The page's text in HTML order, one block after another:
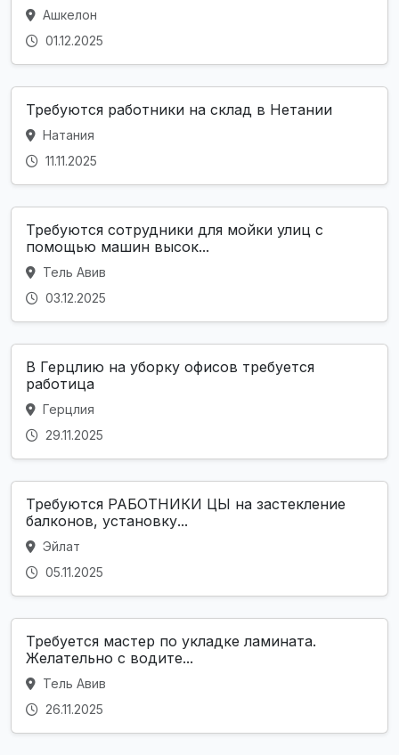
Ашкелон
01.12.2025
Требуются работники на склад в Нетании
Натания
11.11.2025
Требуются сотрудники для мойки улиц с
помощью машин высок...
Тель Авив
03.12.2025
В Герцлию на уборку офисов требуется
работица
Герцлия
29.11.2025
Требуются РАБОТНИКИ ЦЫ на застекление
балконов, установку...
Эйлат
05.11.2025
Требуется мастер по укладке ламината.
Желательно с водите...
Тель Авив
26.11.2025